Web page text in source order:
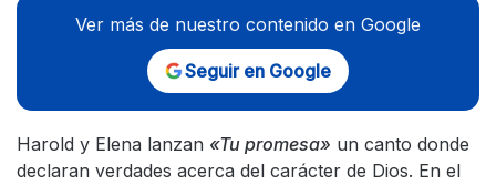
Ver más de nuestro contenido en Google
Seguir en Google
Harold y Elena lanzan «Tu promesa» un canto donde
declaran verdades acerca del carácter de Dios. En el